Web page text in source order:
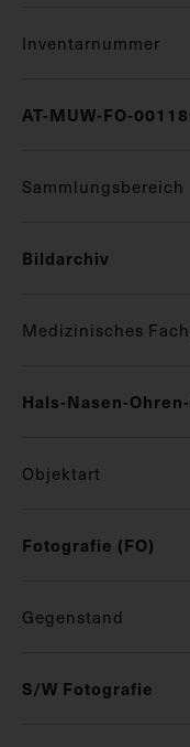
Inventarnummer
AT-MUW-FO-
Sammlungsbereich
Bildarchiv
Medizinisches
Hals-Nasen-
Objektart
Fotografie (FO)
Gegenstand
S/W Fotografie